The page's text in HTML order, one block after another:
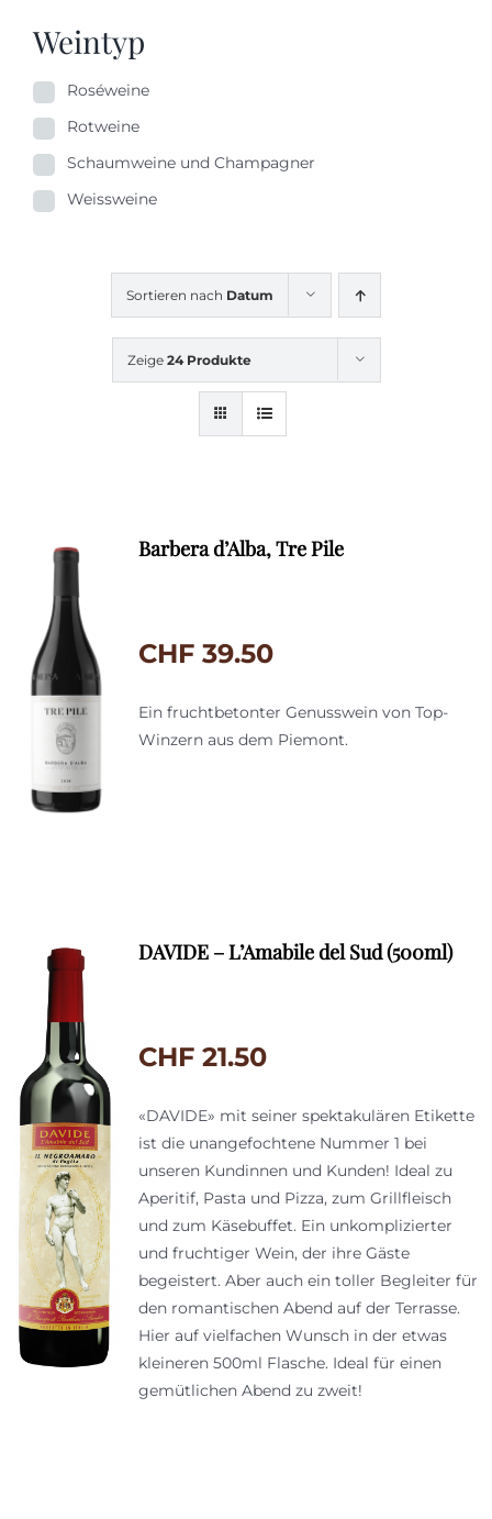
Sortieren nach Datum
Zeige 24 Produkte
Barbera d’Alba, Tre Pile
CHF 39.50
Ein fruchtbetonter Genusswein von Top-
Winzern aus dem Piemont.
DAVIDE – L’Amabile del Sud (500ml)
CHF 21.50
«DAVIDE» mit seiner spektakulären Etikette
ist die unangefochtene Nummer 1 bei
unseren Kundinnen und Kunden! Ideal zu
Aperitif, Pasta und Pizza, zum Grillfleisch
und zum Käsebuffet. Ein unkomplizierter
und fruchtiger Wein, der ihre Gäste
begeistert. Aber auch ein toller Begleiter für
den romantischen Abend auf der Terrasse.
Hier auf vielfachen Wunsch in der etwas
kleineren 500ml Flasche. Ideal für einen
gemütlichen Abend zu zweit!
Weintyp
Roséweine
Rotweine
Schaumweine und Champagner
Weissweine